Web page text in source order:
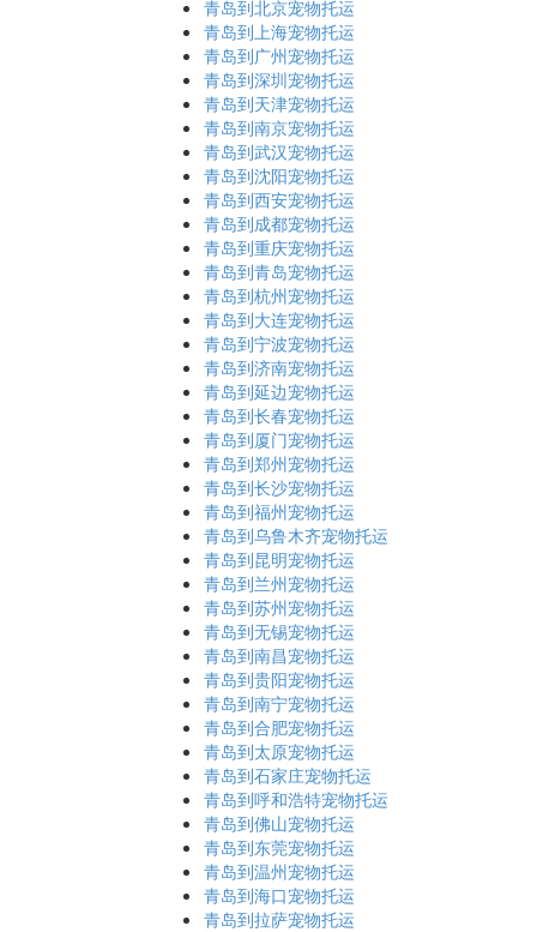
青岛到北京宠物托运
青岛到上海宠物托运
青岛到广州宠物托运
青岛到深圳宠物托运
青岛到天津宠物托运
青岛到南京宠物托运
青岛到武汉宠物托运
青岛到沈阳宠物托运
青岛到西安宠物托运
青岛到成都宠物托运
青岛到重庆宠物托运
青岛到青岛宠物托运
青岛到杭州宠物托运
青岛到大连宠物托运
青岛到宁波宠物托运
青岛到济南宠物托运
青岛到延边宠物托运
青岛到长春宠物托运
青岛到厦门宠物托运
青岛到郑州宠物托运
青岛到长沙宠物托运
青岛到福州宠物托运
青岛到乌鲁木齐宠物托运
青岛到昆明宠物托运
青岛到兰州宠物托运
青岛到苏州宠物托运
青岛到无锡宠物托运
青岛到南昌宠物托运
青岛到贵阳宠物托运
青岛到南宁宠物托运
青岛到合肥宠物托运
青岛到太原宠物托运
青岛到石家庄宠物托运
青岛到呼和浩特宠物托运
青岛到佛山宠物托运
青岛到东莞宠物托运
青岛到温州宠物托运
青岛到海口宠物托运
青岛到拉萨宠物托运